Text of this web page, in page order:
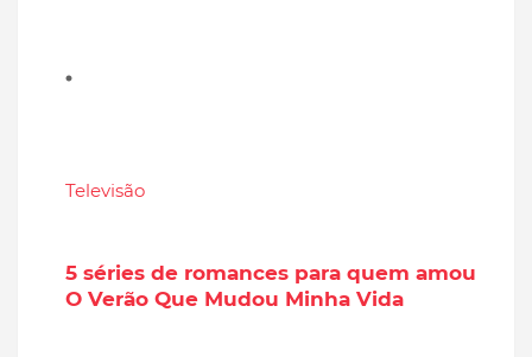
Televisão
5 séries de romances para quem amou
O Verão Que Mudou Minha Vida